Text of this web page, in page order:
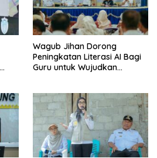
Wagub Jihan Dorong
Peningkatan Literasi AI Bagi
Guru untuk Wujudkan